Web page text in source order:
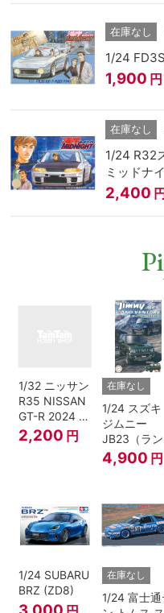
在庫なし
1/24
1,900 円
在庫なし
1/24 R32
ミッドナイ
2,400 円
1/32 ニッサン
R35 NISSAN
GT-R 2024 メ
タリックブル
ー
2,200 円
在庫なし
1/24 スズキ
ジムニー
JB23（ラン
ベンチャー/
ールカーキパ
4,900 円
1/24 SUBARU
BRZ (ZD8)
在庫なし
1/24 富士通